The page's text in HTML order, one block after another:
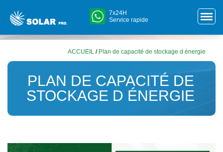
7x24H
Service rapide
ACCUEIL / Plan de capacité de stockage d énergie
PLAN DE CAPACITÉ DE
STOCKAGE D ÉNERGIE